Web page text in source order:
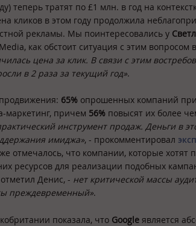
теперь тратят по £1 млн. в год на
кликов в этом году продолжила
рекламы. Мы поинтересовались у
как обстоит ситуация с этим вопросом
цена за клик. В связи с этим
в 2 раза за текущий год».
продвижения: 65% опрошенных компаний
маркетинг, причем 56% повысят их более
инструмент продаж. Деньги в
имиджа», - прокомментировал
отмечалось, что компании, которые хотят
ресурсов для реализации подобных
отметил Денис, - нет критической массы
преждевременный».
показала, что Google является